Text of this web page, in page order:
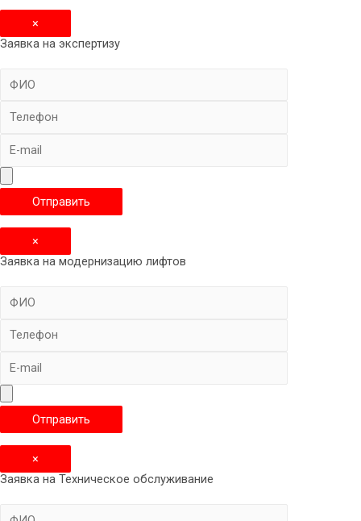
×
Заявка на экспертизу
×
Заявка на модернизацию лифтов
×
Заявка на Техническое обслуживание